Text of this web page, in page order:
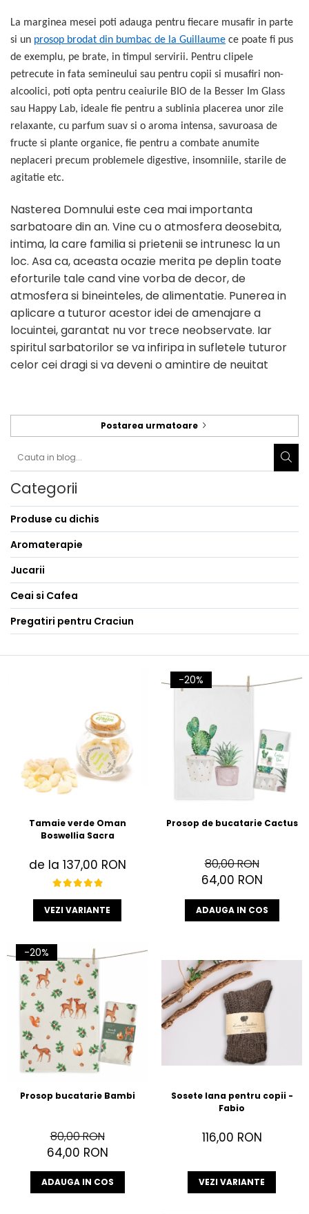
La marginea mesei poti adauga pentru fiecare musafir in parte
si un prosop brodat din bumbac de la Guillaume ce poate fi pus
de exemplu, pe brate, in timpul servirii. Pentru clipele
petrecute in fata semineului sau pentru copii si musafiri non-
alcoolici, poti opta pentru ceaiurile BIO de la Besser Im Glass
sau Happy Lab, ideale fie pentru a sublinia placerea unor zile
relaxante, cu parfum suav si o aroma intensa, savuroasa de
fructe si plante organice, fie pentru a combate anumite
neplaceri precum problemele digestive, insomniile, starile de
agitatie etc.
Nasterea Domnului este cea mai importanta
sarbatoare din an. Vine cu o atmosfera deosebita,
intima, la care familia si prietenii se intrunesc la un
loc. Asa ca, aceasta ocazie merita pe deplin toate
eforturile tale cand vine vorba de decor, de
atmosfera si bineinteles, de alimentatie. Punerea in
aplicare a tuturor acestor idei de amenajare a
locuintei, garantat nu vor trece neobservate. Iar
spiritul sarbatorilor se va infiripa in sufletele tuturor
celor cei dragi si va deveni o amintire de neuitat
Postarea urmatoare
Categorii
Produse cu dichis
Aromaterapie
Jucarii
Ceai si Cafea
Pregatiri pentru Craciun
Tamaie verde Oman
Boswellia Sacra
de la 137,00 RON
VEZI VARIANTE
-20%
Prosop de bucatarie Cactus
80,00 RON
64,00 RON
ADAUGA IN COS
-20%
Prosop bucatarie Bambi
80,00 RON
64,00 RON
ADAUGA IN COS
Sosete lana pentru copii -
Fabio
116,00 RON
VEZI VARIANTE